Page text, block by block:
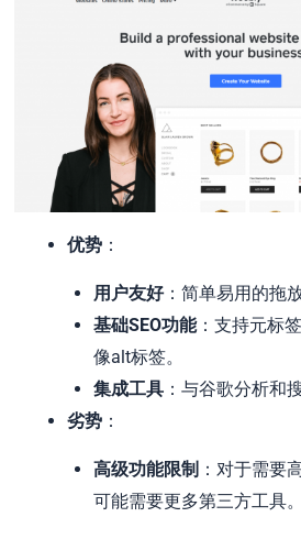
优势 ：
用户友好：简单易用的拖
基础SEO功能：支持元标
像alt标签。
集成工具 ：与谷歌分析和
劣势 ：
高级功能限制 ：对于需要
可能需要更多第三方工具。